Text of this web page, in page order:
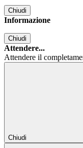
Chiudi
Informazione
Chiudi
Attendere...
Attendere il
Chiudi